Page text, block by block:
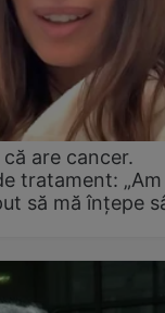
are cancer.
tratament:
să mă înțepe